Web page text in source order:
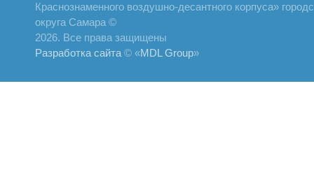
Краснознаменного воздушно-десантного корпуса»
округа Самара ©
2026. Все права защищены
Разработка сайта © «MDL Group»